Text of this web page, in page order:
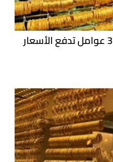
الذهب يلمع من جديد.. 3 عوامل تدفع الأسعار